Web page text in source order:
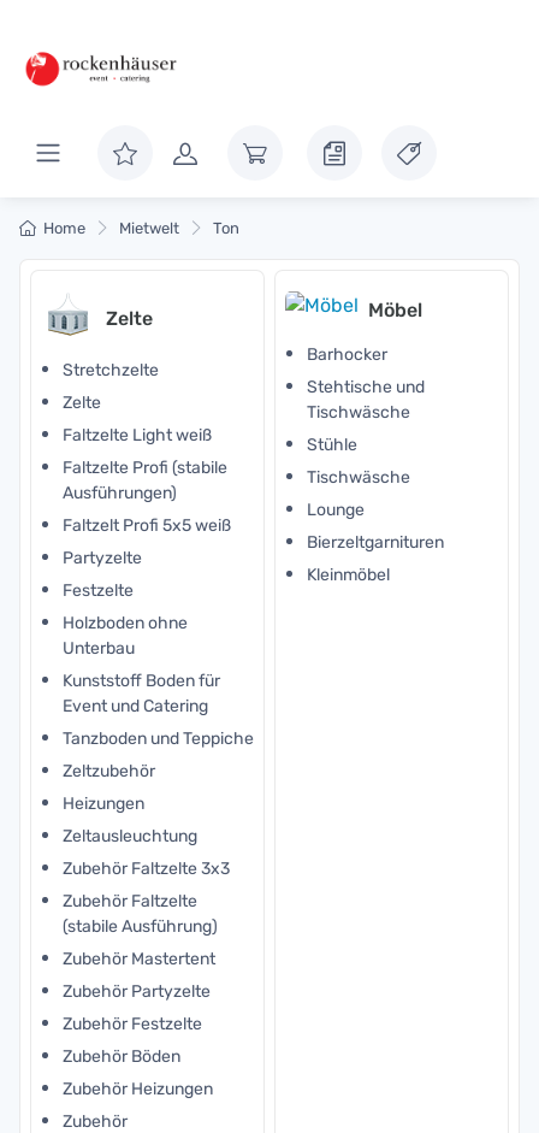
Home Mietwelt Ton
Zelte
Stretchzelte
Zelte
Faltzelte Light weiß
Faltzelte Profi (stabile
Ausführungen)
Faltzelt Profi 5x5 weiß
Partyzelte
Festzelte
Holzboden ohne
Unterbau
Kunststoff Boden für
Event und Catering
Tanzboden und Teppiche
Zeltzubehör
Heizungen
Zeltausleuchtung
Zubehör Faltzelte 3x3
Zubehör Faltzelte
(stabile Ausführung)
Zubehör Mastertent
Zubehör Partyzelte
Zubehör Festzelte
Zubehör Böden
Zubehör Heizungen
Zubehör
Möbel
Barhocker
Stehtische und
Tischwäsche
Stühle
Tischwäsche
Lounge
Bierzeltgarnituren
Kleinmöbel